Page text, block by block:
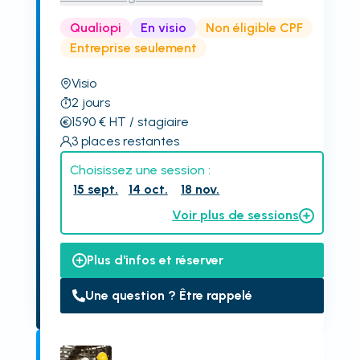
Qualiopi En visio
Non éligible CPF
Entreprise seulement
Visio
2 jours
1590€ HT / stagiaire
3 places restantes
Choisissez une session :
15 sept.
14 oct.
18 nov.
Voir plus de sessions
Plus d'infos et réserver
Une question ? Être rappelé